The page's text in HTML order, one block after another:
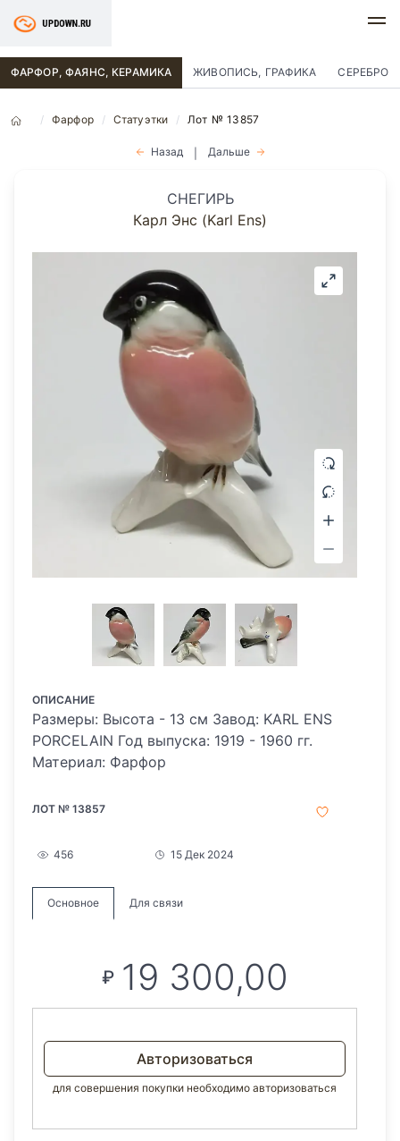
ФАРФОР, ФАЯНС, КЕРАМИКА ЖИВОПИСЬ, ГРАФИКА СЕРЕБРО
Фарфор Статуэтки Лот № 13857
Назад Дальше
СНЕГИРЬ
Карл Энс (Karl Ens)
ОПИСАНИЕ
Размеры: Высота - 13 см Завод: KARL ENS
PORCELAIN Год выпуска: 1919 - 1960 гг.
Материал: Фарфор
ЛОТ № 13857
456 15 Дек 2024
Основное Для связи
₽ 19 300,00
Авторизоваться
для совершения покупки необходимо авторизоваться